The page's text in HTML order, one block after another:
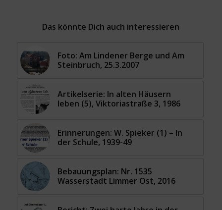
Das könnte Dich auch interessieren
Foto: Am Lindener Berge und Am
Steinbruch, 25.3.2007
Artikelserie: In alten Häusern
leben (5), Viktoriastraße 3, 1986
Erinnerungen: W. Spieker (1) – In
der Schule, 1939-49
Bebauungsplan: Nr. 1535
Wasserstadt Limmer Ost, 2016